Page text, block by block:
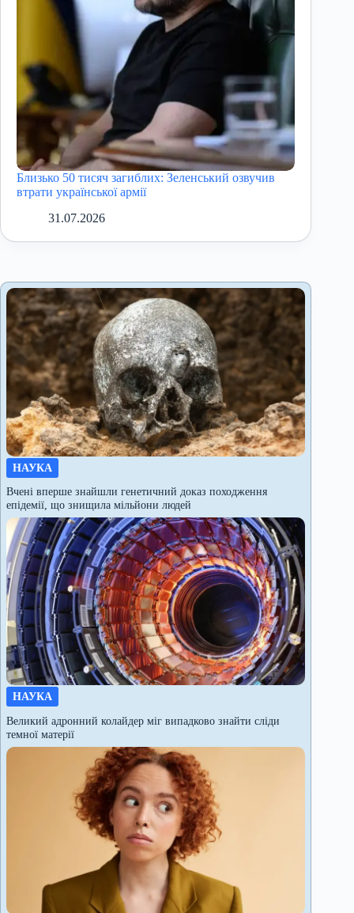
Близько 50 тисяч загиблих: Зеленський озвучив
втрати української армії
31.07.2026
НАУКА
Вчені вперше знайшли генетичний доказ походження
епідемії, що знищила мільйони людей
НАУКА
Великий адронний колайдер міг випадково знайти сліди
темної матерії